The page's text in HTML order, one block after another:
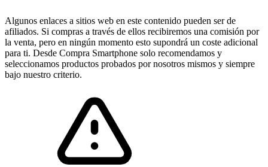
Algunos enlaces a sitios web en este contenido pueden ser de
afiliados. Si compras a través de ellos recibiremos una comisión por
la venta, pero en ningún momento esto supondrá un coste adicional
para ti. Desde Compra Smartphone solo recomendamos y
seleccionamos productos probados por nosotros mismos y siempre
bajo nuestro criterio.